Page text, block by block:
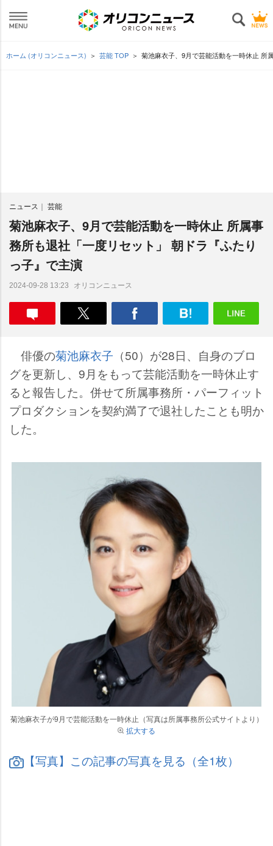
ホーム (オリコンニュース) 芸能 TOP 菊池麻衣子、9月で芸能活動を一時休止 所
ニュース 芸能
菊池麻衣子、9月で芸能活動を一時休止 所属事
務所も退社「一度リセット」 朝ドラ『ふたり
っ子』で主演
2024-09-28 13:23 オリコンニュース
俳優の菊池麻衣子 （50）が28日、自身のブロ
グを更新し、9月をもって芸能活動を一時休止す
ると報告した。併せて所属事務所・パーフィット
プロダクションを契約満了で退社したことも明か
した。
菊池麻衣子が9月で芸能活動を一時休止（写真は所属事務所公式サイトより）
拡大する
【写真】この記事の写真を見る（全1枚）